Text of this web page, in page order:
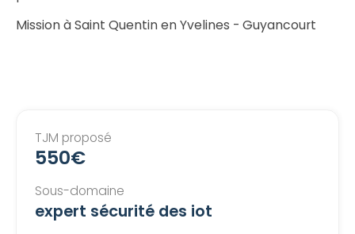
Mission à Saint Quentin en Yvelines - Guyancourt
TJM proposé
550€
Sous-domaine
expert sécurité des iot